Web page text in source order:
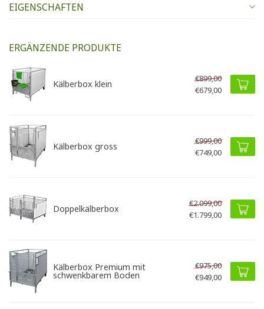
EIGENSCHAFTEN
ERGÄNZENDE PRODUKTE
Kälberbox klein
€899,00
€679,00
Kälberbox gross
€999,00
€749,00
Doppelkälberbox
€2.099,00
€1.799,00
Kälberbox Premium mit
schwenkbarem Boden
€975,00
€949,00